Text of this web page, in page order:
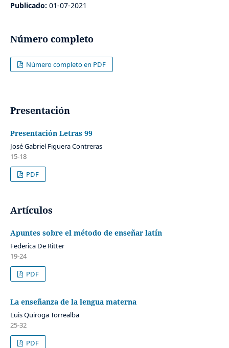
Publicado: 01-07-2021
Número completo
Número completo en PDF
Presentación
Presentación Letras 99
José Gabriel Figuera Contreras
15-18
PDF
Artículos
Apuntes sobre el método de enseñar latín
Federica De Ritter
19-24
PDF
La enseñanza de la lengua materna
Luis Quiroga Torrealba
25-32
PDF